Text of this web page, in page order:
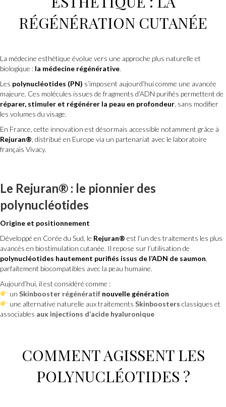
RÉGÉNÉRATION CUTANÉE
La médecine esthétique évolue vers une approche plus naturelle et
biologique : la médecine régénérative.
Les polynucléotides (PN) s’imposent aujourd’hui comme une avancée
majeure. Ces molécules issues de fragments d’ADN purifiés permettent de
réparer, stimuler et régénérer la peau en profondeur, sans modifier
les volumes du visage.
En France, cette innovation est désormais accessible notamment grâce à
Rejuran®, distribué en Europe via un partenariat avec le laboratoire
français Vivacy.
Le Rejuran® : le pionnier des
polynucléotides
Origine et positionnement
Développé en Corée du Sud, le Rejuran® est l’un des traitements les plus
avancés en biostimulation cutanée. Il repose sur l’utilisation de
polynucléotides hautement purifiés issus de l’ADN de saumon,
parfaitement biocompatibles avec la peau humaine.
Aujourd’hui, il est considéré comme :
un Skinbooster régénératifnouvelle génération
une alternative naturelle aux traitements Skinboosters classiques et
associables aux injections d’acide hyaluronique
COMMENT AGISSENT LES
POLYNUCLÉOTIDES ?